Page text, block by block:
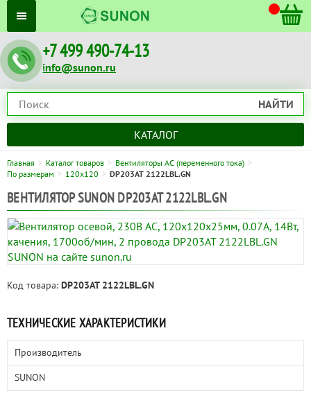
+7 499 490-74-13
info@sunon.ru
НАЙТИ
КАТАЛОГ
Главная Каталог товаров
Вентиляторы AC (переменного тока)
По размерам
120x120 DP203AT 2122LBL.GN
ВЕНТИЛЯТОР SUNON DP203AT 2122LBL.GN
Код товара: DP203AT 2122LBL.GN
ТЕХНИЧЕСКИЕ ХАРАКТЕРИСТИКИ
Производитель
SUNON